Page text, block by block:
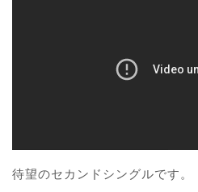
待望のセカンドシングルです。